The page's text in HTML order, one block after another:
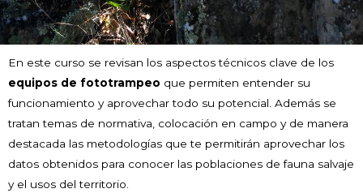
En este curso se revisan los aspectos técnicos clave de los
equipos de fototrampeo que permiten entender su
funcionamiento y aprovechar todo su potencial. Además se
tratan temas de normativa, colocación en campo y de manera
destacada las metodologías que te permitirán aprovechar los
datos obtenidos para conocer las poblaciones de fauna salvaje
y el usos del territorio.